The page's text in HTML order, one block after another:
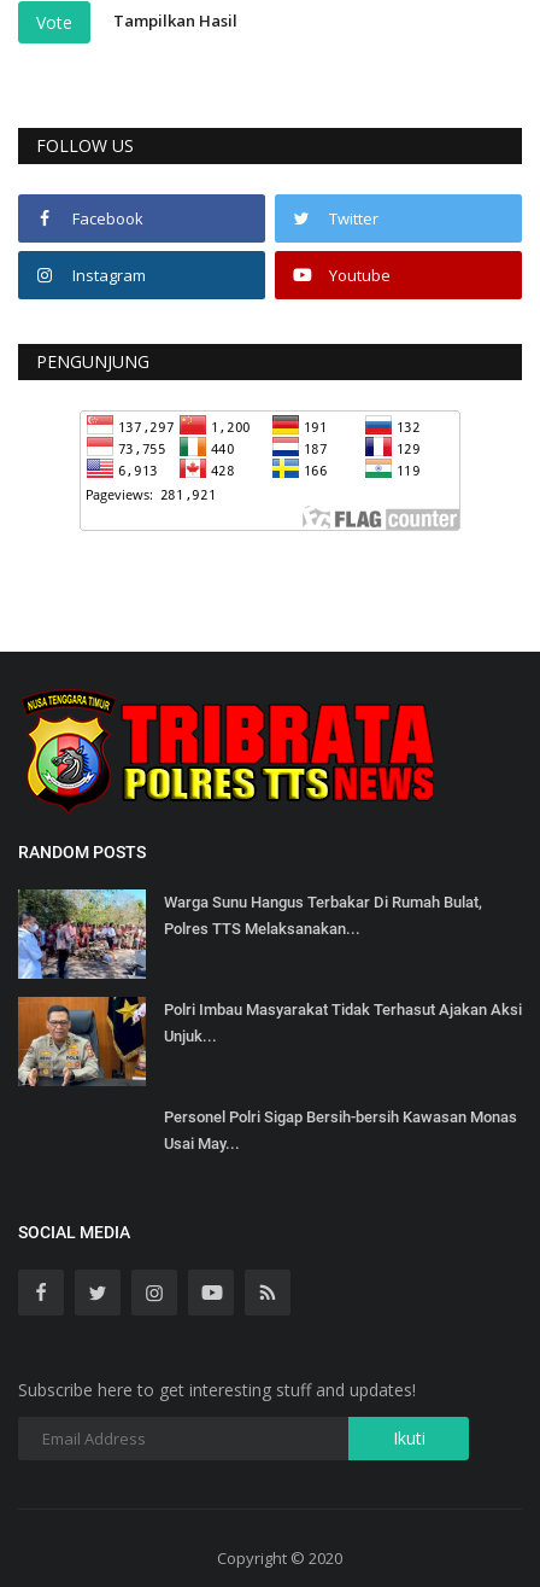
Vote Tampilkan Hasil
FOLLOW US
Facebook Twitter
Instagram Youtube
PENGUNJUNG
RANDOM POSTS
Warga Sunu Hangus Terbakar Di Rumah Bulat,
Polres TTS Melaksanakan...
Polri Imbau Masyarakat Tidak Terhasut Ajakan Aksi
Unjuk...
Personel Polri Sigap Bersih-bersih Kawasan Monas
Usai May...
SOCIAL MEDIA
Subscribe here to get interesting stuff and updates!
Copyright © 2020